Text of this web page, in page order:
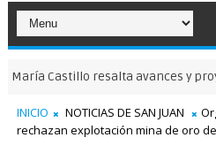
resalta avances y proyectos
INICIO NOTICIAS DE SAN JUAN
rechazan explotación mina de oro